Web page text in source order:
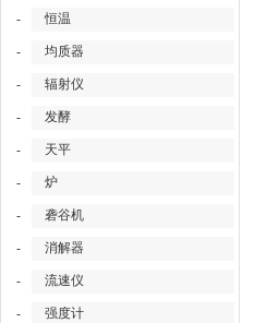
- 恒温
- 均质器
- 辐射仪
- 发酵
- 天平
- 炉
- 砻谷机
- 消解器
- 流速仪
- 强度计